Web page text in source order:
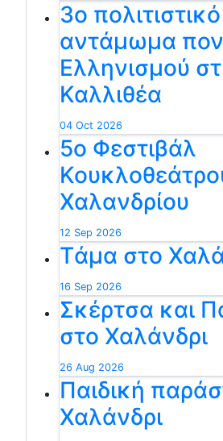
3ο πολιτιστικό
αντάμωμα
Ελληνισμού
Καλλιθέα
04 Oct 2026
5ο Φεστιβάλ
Χαλανδρίου
12 Sep 2026
Tάμα στο
16 Sep 2026
Σκέρτσα και
στο Χαλάνδρι
26 Aug 2026
Παιδική
Χαλάνδρι